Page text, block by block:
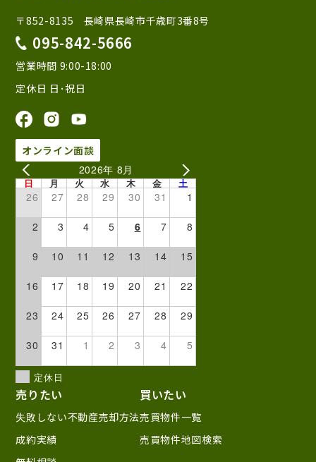
〒852-8135 長崎県長崎市千歳町3番8号
095-842-5666
営業時間 9:00-18:00
定休日 日･祝日
オンライン面談
2026年 8月
日 月 火 水 木 金 土
26 27 28 29 30 31 1
2 3 4 5 6 7 8
9 10 11 12 13 14 15
16 17 18 19 20 21 22
23 24 25 26 27 28 29
30 31 1 2 3 4 5
定休日
売りたい
失敗しない不動産売却方法
成約実績
買いたい
売買物件一覧
売買物件地図検索